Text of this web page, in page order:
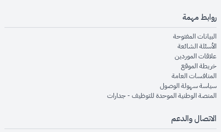
روابط مهمة
البيانات المفتوحةopens in new window
الأسئلة الشائعةopens in new window
علاقات الموردينopens in new window
خريطة الموقعopens in new window
المنافسات العامةopens in new window
سياسة سهولة الوصولopens in new window
المنصة الوطنية الموحدة للتوظيف - جداراتopens in new window
الاتصال والدعم